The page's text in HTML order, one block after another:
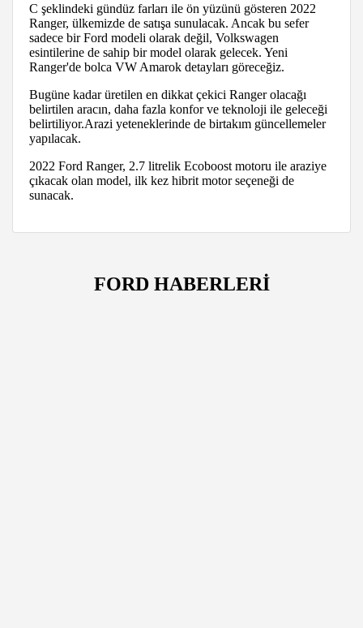
C şeklindeki gündüz farları ile ön yüzünü gösteren 2022
Ranger, ülkemizde de satışa sunulacak. Ancak bu sefer
sadece bir Ford modeli olarak değil, Volkswagen
esintilerine de sahip bir model olarak gelecek. Yeni
Ranger'de bolca VW Amarok detayları göreceğiz.
Bugüne kadar üretilen en dikkat çekici Ranger olacağı
belirtilen aracın, daha fazla konfor ve teknoloji ile geleceği
belirtiliyor.Arazi yeteneklerinde de birtakım güncellemeler
yapılacak.
2022 Ford Ranger, 2.7 litrelik Ecoboost motoru ile araziye
çıkacak olan model, ilk kez hibrit motor seçeneği de
sunacak.
FORD HABERLERİ